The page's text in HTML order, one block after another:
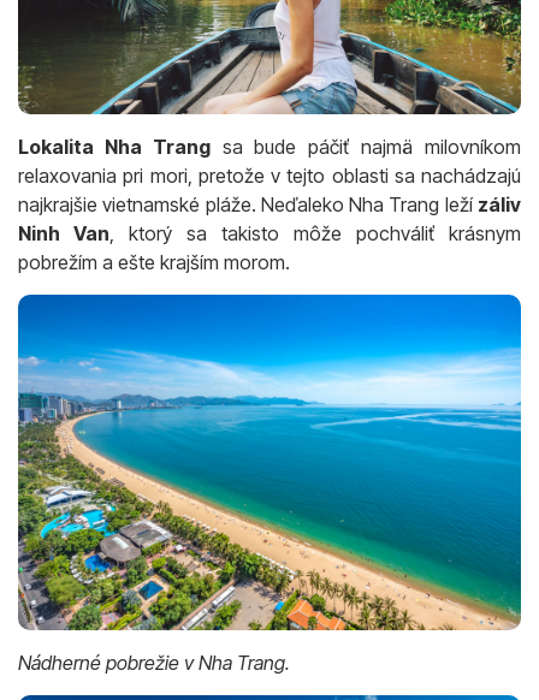
Lokalita Nha Trangsa bude páčiť najmä milovníkom
relaxovania pri mori, pretože v tejto oblasti sa nachádzajú
najkrajšie vietnamské pláže. Neďaleko Nha Trang leží záliv
Ninh Van , ktorý sa takisto môže pochváliť krásnym
pobrežím a ešte krajším morom.
Nádherné pobrežie v Nha Trang.